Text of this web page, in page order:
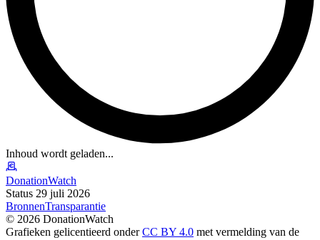
Inhoud wordt geladen...
DonationWatch
Status 29 juli 2026
BronnenTransparantie
© 2026 DonationWatch
Grafieken gelicentieerd onderCC BY 4.0 met vermelding van de